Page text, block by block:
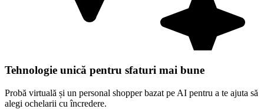
Tehnologie unică pentru sfaturi mai bune
Probă virtuală și un personal shopper bazat pe AI pentru a te ajuta să
alegi ochelarii cu încredere.